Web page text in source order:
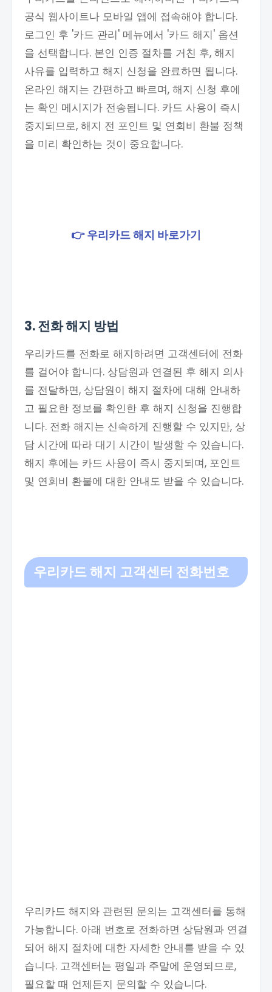
공식 웹사이트나 모바일 앱에 접속해야 합니다.
로그인 후 '카드 관리' 메뉴에서 '카드 해지' 옵션
을 선택합니다. 본인 인증 절차를 거친 후, 해지
사유를 입력하고 해지 신청을 완료하면 됩니다.
온라인 해지는 간편하고 빠르며, 해지 신청 후에
는 확인 메시지가 전송됩니다. 카드 사용이 즉시
중지되므로, 해지 전 포인트 및 연회비 환불 정책
을 미리 확인하는 것이 중요합니다.
👉 우리카드 해지 바로가기
3. 전화 해지 방법
우리카드를 전화로 해지하려면 고객센터에 전화
를 걸어야 합니다. 상담원과 연결된 후 해지 의사
를 전달하면, 상담원이 해지 절차에 대해 안내하
고 필요한 정보를 확인한 후 해지 신청을 진행합
니다. 전화 해지는 신속하게 진행할 수 있지만, 상
담 시간에 따라 대기 시간이 발생할 수 있습니다.
해지 후에는 카드 사용이 즉시 중지되며, 포인트
및 연회비 환불에 대한 안내도 받을 수 있습니다.
우리카드 해지 고객센터 전화번호
우리카드 해지와 관련된 문의는 고객센터를 통해
가능합니다. 아래 번호로 전화하면 상담원과 연결
되어 해지 절차에 대한 자세한 안내를 받을 수 있
습니다. 고객센터는 평일과 주말에 운영되므로,
필요할 때 언제든지 문의할 수 있습니다.